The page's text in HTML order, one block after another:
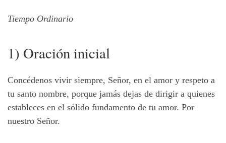
Tiempo Ordinario
1) Oración inicial
Concédenos vivir siempre, Señor, en el amor y respeto a
tu santo nombre, porque jamás dejas de dirigir a quienes
estableces en el sólido fundamento de tu amor. Por
nuestro Señor.